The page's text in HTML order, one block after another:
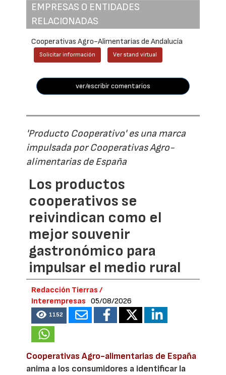
EMPRESAS O ENTIDADES
RELACIONADAS
Cooperativas Agro-Alimentarias de Andalucía
Solicitar información Ver stand virtual
ver/escribir comentarios
'Producto Cooperativo' es una marca
impulsada por Cooperativas Agro-
alimentarias de España
Los productos
cooperativos se
reivindican como el
mejor souvenir
gastronómico para
impulsar el medio rural
Redacción Tierras /
Interempresas
05/08/2026
1152
Cooperativas Agro-alimentarias de España
anima a los consumidores a identificar la